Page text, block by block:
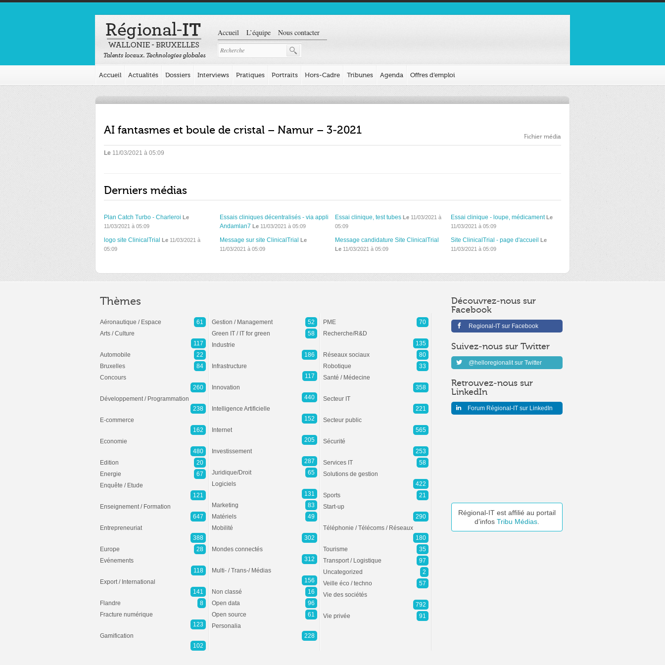
Accueil L’équipe Nous contacter
Accueil Actualités Dossiers Interviews Pratiques Portraits Hors-Cadre Tribunes Agenda Offres d’emploi
AI fantasmes et boule de cristal – Namur – 3-2021 Fichier média
Le 11/03/2021 à 05:09
Derniers médias
Plan Catch Turbo - Charleroi Le
11/03/2021 à 05:09
Essais cliniques décentralisés - via appli
Andamlan7 Le11/03/2021 à 05:09
Essai clinique, test tubes Le 11/03/2021 à
05:09
Essai clinique - loupe, médicament Le
11/03/2021 à 05:09
logo site ClinicalTrial Le 11/03/2021 à
05:09
Message sur site ClinicalTrial Le
11/03/2021 à 05:09
Message candidature Site ClinicalTrial
Le 11/03/2021 à 05:09
Site ClinicalTrial - page d'accueil Le
11/03/2021 à 05:09
Découvrez-nous sur
Facebook
Regional-IT sur Facebook
Suivez-nous sur Twitter
@helloregionalit sur Twitter
Retrouvez-nous sur
LinkedIn
Forum Régional-IT sur LinkedIn
Régional-IT est affilié au portail
d’infos Tribu Médias
Thèmes
Aéronautique / Espace
61
Arts / Culture
117
Automobile
22
Bruxelles
84
Concours
260
Développement / Programmation
238
E-commerce
162
Economie
480
Edition
20
Energie
67
Enquête / Etude
121
Enseignement / Formation
647
Entrepreneuriat
388
Europe
28
Evénements
118
Export / International
141
Flandre
8
Fracture numérique
123
Gamification
102
Gestion / Management
52
Green IT / IT for green
58
Industrie
186
Infrastructure
117
Innovation
440
Intelligence Artificielle
152
Internet
205
Investissement
287
Juridique/Droit
65
Logiciels
131
Marketing
83
Matériels
49
Mobilité
302
Mondes connectés
312
Multi- / Trans-/ Médias
156
Non classé
16
Open data
96
Open source
61
Personalia
228
PME
70
Recherche/R&D
135
Réseaux sociaux
80
Robotique
33
Santé / Médecine
358
Secteur IT
221
Secteur public
565
Sécurité
253
Services IT
58
Solutions de gestion
422
Sports
21
Start-up
290
Téléphonie / Télécoms / Réseaux
180
Tourisme
35
Transport / Logistique
97
Uncategorized
2
Veille éco / techno
57
Vie des sociétés
792
Vie privée
91